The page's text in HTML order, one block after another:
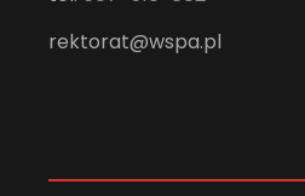
rektorat@wspa.pl